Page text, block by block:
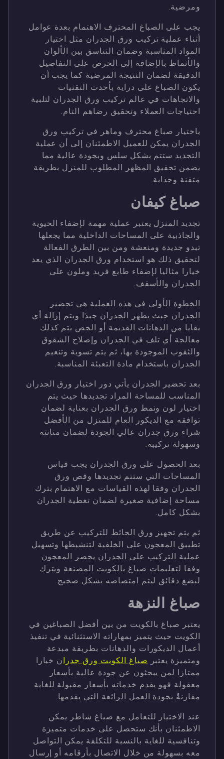
ومرضية.
يجب على الصباغ المحترف الاهتمام بعدة عوامل
أثناء عملية تركيب ورق الجدران مثل اختيار
المواد المناسبة وضمان التناسق بين الألوان
والأنماط بالإضافة إلى الحرص على التفاصيل
الدقيقة لضمان النتيجة المرضية كما يجب أن
يكون الصباغ على دراية بأحدث التقنيات
والاتجاهات في عالم تركيب ورق الجدران لتلبية
احتياجات العملاء وتحقيق رضاهم التام.
باختيار صباغ محترف وماهر في تركيب ورق
الجدران يمكن للعميل الاطمئنان إلى أن عملية
التجديد ستتم بشكل سلس وبجودة عالية مما
يضمن تحقيق المظهر المطلوب للمنزل بطريقة
متقنة وجذابة.
صباغ كيفان
تجديد المنزل يعتبر عملية مهمة لإضفاء الحيوية
والجاذبية على المساحات الداخلية مما يجعلها
تبدو جديدة ومنعشة ومن بين الطرق الفعالة
لتحقيق ذلك هو استخدام ورق الجدران الذي يعد
خيارا مثاليا لإضفاء طابع فريد وملون على
الجدران والأسقف.
الخطوة الأولى في هذه العملية هي تحضير
الجدران حيث يطهر الجدران جيدًا ويتم إزالة أي
بقايا من الدهانات القديمة أو الجص يتم كذلك
معالجة أي تلف في الجدران وإصلاح الشقوق
والثقوب الموجودة بها، ثم يتم تسوية وتنعيم
الجدران باستخدام مادة التعبئة المناسبة.
بعد تحضير الجدران يأتي دور اختيار ورق الجدران
المناسب للمساحة المراد تجديدها حيث يتم
اختيار لون ونمط ورق الجدران بعناية لضمان
توافقه مع الديكور العام للمنزل من الأفضل
شراء ورق جدران عالي الجودة لضمان متانته
وسهولة تركيبه.
بعد الحصول على ورق الجدران يجب قياس
المساحات التي ستتم تجديدها وقص ورق
الجدران وفقا لهذه القياسات مع الاهتمام بترك
مساحة إضافية صغيرة لضمان تغطية الجدران
بشكل كامل.
ثم يتم تجهيز ورق الحائط للتركيب عن طريق
تطبيق المعجون على الخلفية لتنشيطها وتسهيل
عملية التركيب على الجدران يحضر المعجون
وفقا لتعليمات صباغ بالكويت المصنعة ويترك
لبضع دقائق ليتم امتصاصه بشكل صحيح.
صباغ النزهة
يعتبر صباغ بالكويت من بين أفضل الصباغين في
الكويت حيث يتميز بمهاراته الاستثنائية في تنفيذ
أعمال الديكورات والدهانات بطريقة مبدعة
ومتميزة يعتبر
صباغ الكويت ورق جدرا ن خيارا
ممتازا لمن يبحثون عن جودة عالية بأسعار
معقولة فهو يقدم خدماته بأسعار مقبولة للغاية
مقارنةً بجودة العمل الرائعة التي يقدمها.
عند الاختيار للتعامل مع صباغ شاطر يمكن
الاطمئنان بأنك ستحصل على خدمات متميزة
وتنافسية للغاية بالنسبة للتكلفة يمكن التواصل
معه بسهولة من خلال الاتصال بأرقامه أو إرسال